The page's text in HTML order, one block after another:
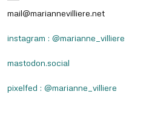
mail@mariannevilliere.net
instagram : @marianne_villiere
mastodon.social
pixelfed : @marianne_villiere